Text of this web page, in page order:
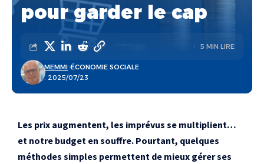
pour garder le cap
. 2025/07/23
MEMMI ÉCONOMIE SOCIALE
5 MIN LIRE
Les prix augmentent, les imprévus se multiplient…
et notre budget en souffre. Pourtant, quelques
méthodes simples permettent de mieux gérer ses